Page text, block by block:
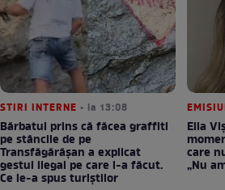
STIRI INTERNE • la 13:08
Bărbatul prins că făcea graffiti
pe stâncile de pe
Transfăgărășan a explicat
gestul ilegal pe care l-a făcut.
Ce le-a spus turiștilor
Ella
care
„Nu